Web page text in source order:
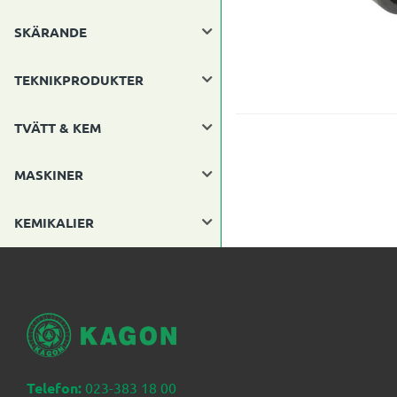
SKÄRANDE
TEKNIKPRODUKTER
TVÄTT & KEM
MASKINER
KEMIKALIER
Telefon: 023-383 18 00